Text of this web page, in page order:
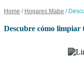
Home / Hogares Mabe /
descubre cómo